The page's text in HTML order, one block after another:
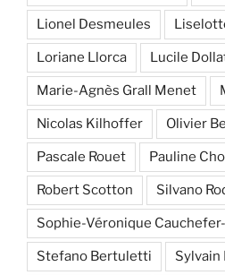
Lionel Desmeules
Loriane Llorca Lucile
Marie-Agnès Grall Menet
Nicolas Kilhoffer Olivier
Pascale Rouet Pauline
Robert Scotton Silvano
Sophie-Véronique
Stefano Bertuletti Sylvain